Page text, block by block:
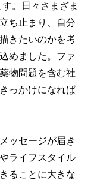
す。日々さまざま
ち止まり、自分
きたいのかを考
めました。ファ
物問題を含む社
っかけになれば
ッセージが届き
ライフスタイル
ることに大きな